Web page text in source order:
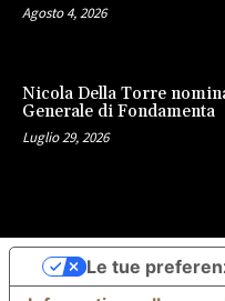
Agosto 4, 2026
Nicola Della Torre
Generale di Fondamenta
Luglio 29, 2026
Le tue